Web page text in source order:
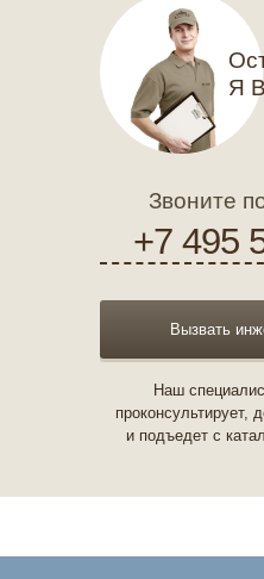
Я
Звоните
+7 495
Вызвать
Наш
проконсультирует,
и подъедет с